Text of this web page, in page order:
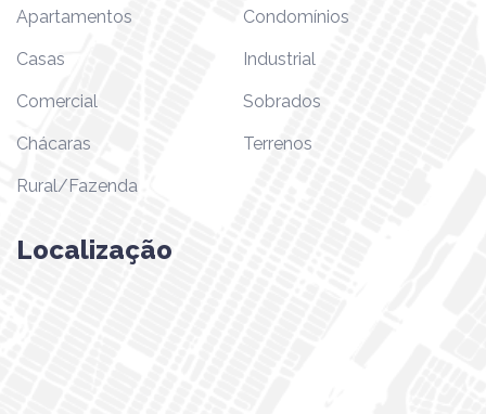
Apartamentos
Casas
Comercial
Chácaras
Rural/Fazenda
Condomínios
Industrial
Sobrados
Terrenos
Localização